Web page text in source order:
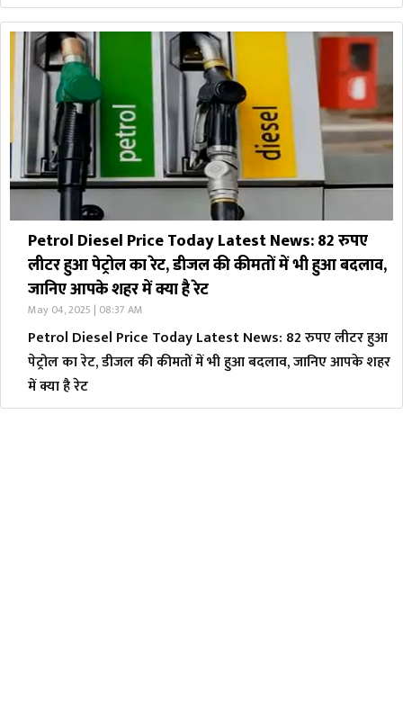
Petrol Diesel Price Today Latest News: 82 रुपए
लीटर हुआ पेट्रोल का रेट, डीजल की कीमतों में भी हुआ बदलाव,
जानिए आपके शहर में क्या है रेट
May 04, 2025 | 08:37 AM
Petrol Diesel Price Today Latest News: 82 रुपए लीटर हुआ
पेट्रोल का रेट, डीजल की कीमतों में भी हुआ बदलाव, जानिए आपके शहर
में क्या है रेट